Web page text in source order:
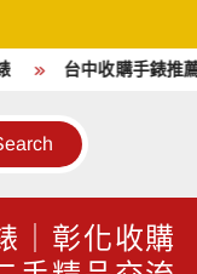
台中收購手錶推薦｜
｜彰化收購